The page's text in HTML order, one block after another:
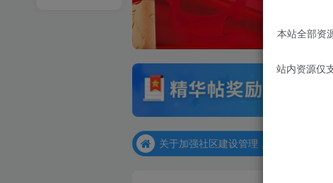
关于加强社区建设管理，现需招聘各版
关于加强社区建设管理，现需招聘各版
关于加强社区建设管理，现需招聘各版
关于加强社区建设管理，现需招聘各版
本站全部资
站内资源仅